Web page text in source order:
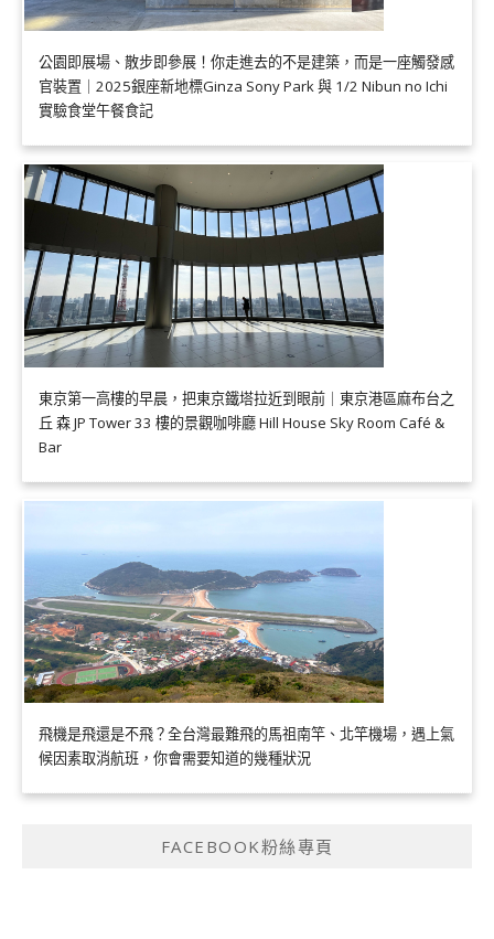
公園即展場、散步即參展！你走進去的不是建築，而是一座觸發感
官裝置｜2025銀座新地標Ginza Sony Park 與 1/2 Nibun no Ichi
實驗食堂午餐食記
東京第一高樓的早晨，把東京鐵塔拉近到眼前｜東京港區麻布台之
丘 森 JP Tower 33 樓的景觀咖啡廳 Hill House Sky Room Café &
Bar
飛機是飛還是不飛？全台灣最難飛的馬祖南竿、北竿機場，遇上氣
候因素取消航班，你會需要知道的幾種狀況
FACEBOOK粉絲專頁